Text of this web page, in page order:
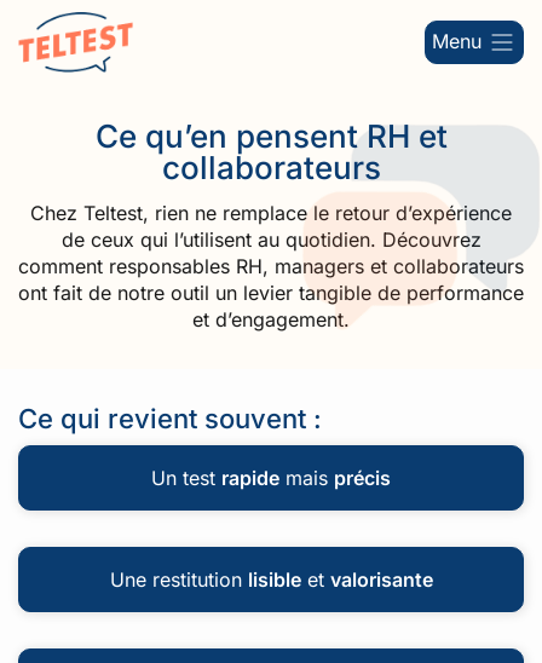
Menu
Ce qu’en pensent RH et
collaborateurs
Chez Teltest, rien ne remplace le retour d’expérience
de ceux qui l’utilisent au quotidien. Découvrez
comment responsables RH, managers et collaborateurs
ont fait de notre outil un levier tangible de performance
et d’engagement.
Ce qui revient souvent :
Un test rapide mais précis
Une restitution lisibleet valorisante